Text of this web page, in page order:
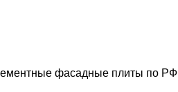
фасадные плиты по РФ